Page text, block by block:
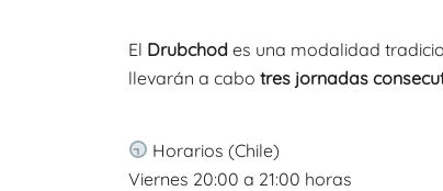
El Drubchod es una modalidad
llevarán a cabo tres jornadas
Horarios (Chile)
Viernes 20:00 a 21:00 horas